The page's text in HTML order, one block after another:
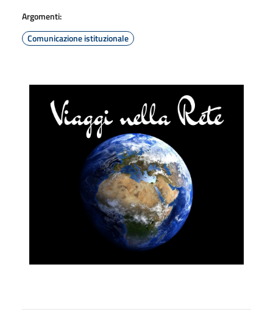
Argomenti:
Comunicazione istituzionale